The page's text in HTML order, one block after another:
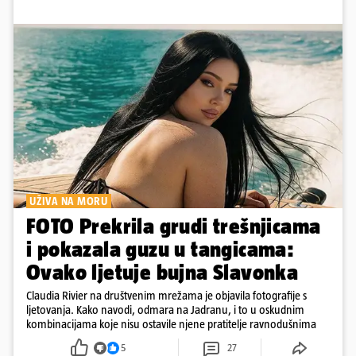
UŽIVA NA MORU
FOTO Prekrila grudi trešnjicama
i pokazala guzu u tangicama:
Ovako ljetuje bujna Slavonka
Claudia Rivier na društvenim mrežama je objavila fotografije s
ljetovanja. Kako navodi, odmara na Jadranu, i to u oskudnim
kombinacijama koje nisu ostavile njene pratitelje ravnodušnima
5 27